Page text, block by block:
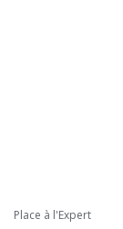
Place à l'Expert